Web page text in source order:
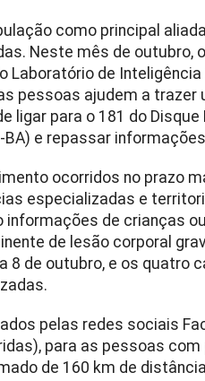
como principal
Neste mês de outubro,
Laboratório de
pessoas ajudem a trazer
ligar para o 181 do
BA) e repassar
ocorridos no prazo
especializadas e
informações de crianças
de lesão corporal
8 de outubro, e os quatro
pelas redes sociais
para as pessoas
de 160 km de